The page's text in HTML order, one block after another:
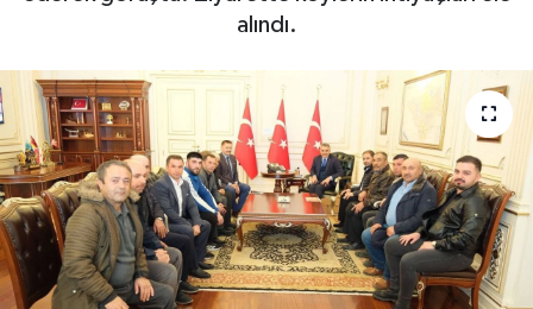
alındı.